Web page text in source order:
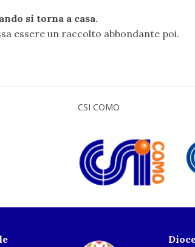
si torna a casa.
essere un raccolto abbondante poi.
CSI COMO